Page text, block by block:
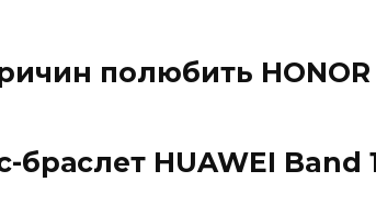
полюбить HONOR
браслет HUAWEI